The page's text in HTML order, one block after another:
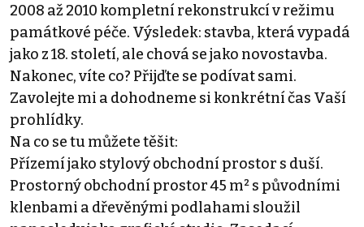
2008 až 2010 kompletní rekonstrukcí v režimu
památkové péče. Výsledek: stavba, která vypadá
jako z 18. století, ale chová se jako novostavba.
Nakonec, víte co? Přijďte se podívat sami.
Zavolejte mi a dohodneme si konkrétní čas Vaší
prohlídky.
Na co se tu můžete těšit:
Přízemí jako stylový obchodní prostor s duší.
Prostorný obchodní prostor 45 m² s původními
klenbami a dřevěnými podlahami sloužil